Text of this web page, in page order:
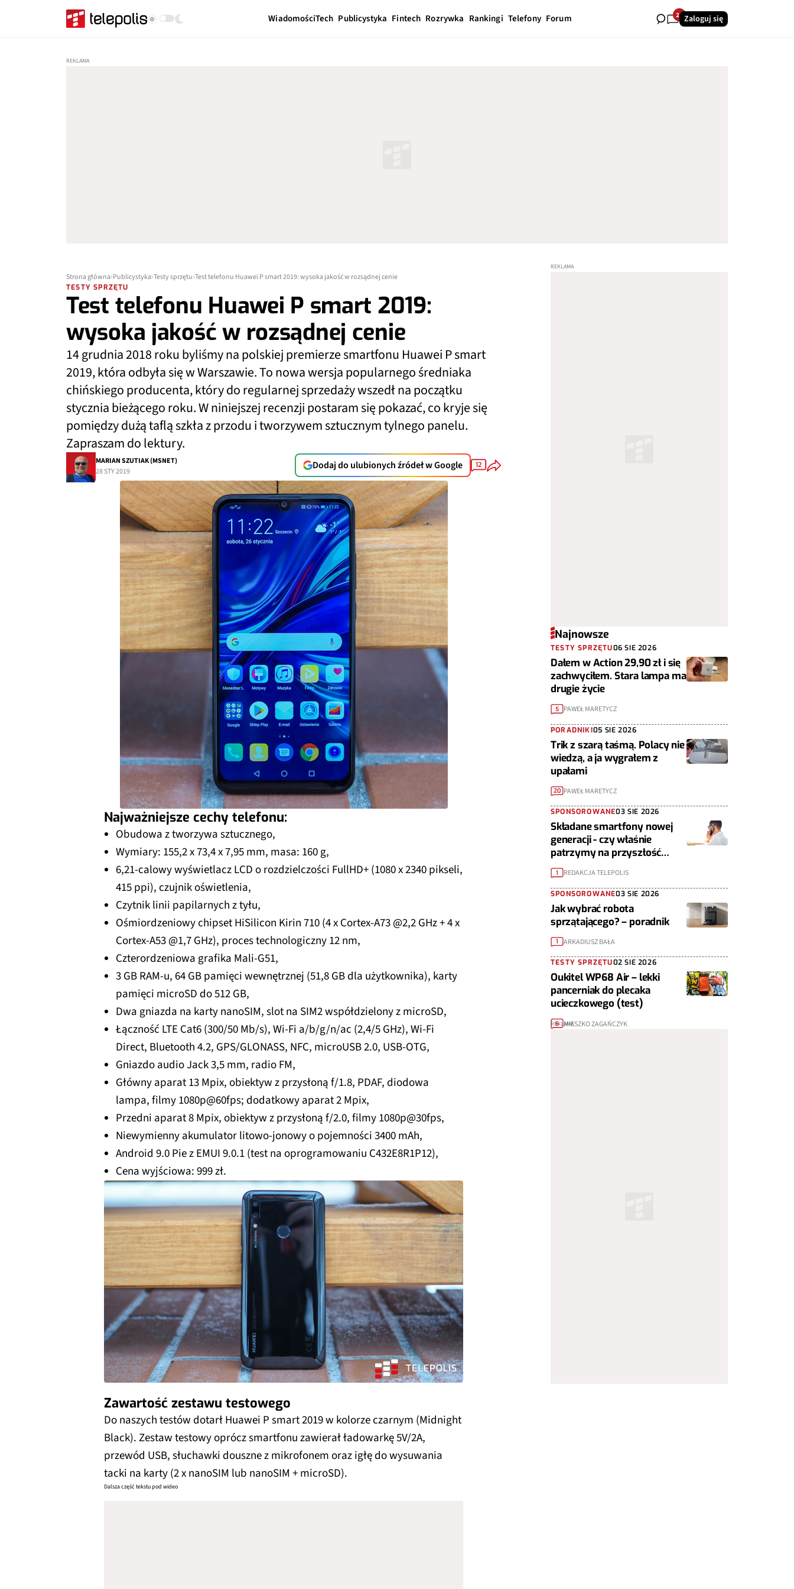
WiadomościTech Publicystyka Fintech Rozrywka Rankingi Telefony Forum 25Zaloguj się
Strona główna Publicystyka Testy sprzętu Test telefonu Huawei P smart 2019: wysoka jakość w rozsądnej cenie
TESTY SPRZĘTU
Test telefonu Huawei P smart 2019:
wysoka jakość w rozsądnej cenie
14 grudnia 2018 roku byliśmy na polskiej premierze smartfonu Huawei P smart
2019, która odbyła się w Warszawie. To nowa wersja popularnego średniaka
chińskiego producenta, który do regularnej sprzedaży wszedł na początku
stycznia bieżącego roku. W niniejszej recenzji postaram się pokazać, co kryje się
pomiędzy dużą taflą szkła z przodu i tworzywem sztucznym tylnego panelu.
Zapraszam do lektury.
MARIAN SZUTIAK (MSNET)
28 STY 2019
Dodaj do ulubionych źródeł w Google 12
Najważniejsze cechy telefonu:
Obudowa z tworzywa sztucznego,
Wymiary: 155,2 x 73,4 x 7,95 mm, masa: 160 g,
6,21-calowy wyświetlacz LCD o rozdzielczości FullHD+ (1080 x 2340 pikseli,
415 ppi), czujnik oświetlenia,
Czytnik linii papilarnych z tyłu,
Ośmiordzeniowy chipset HiSilicon Kirin 710 (4 x Cortex-A73 @2,2 GHz + 4 x
Cortex-A53 @1,7 GHz), proces technologiczny 12 nm,
Czterordzeniowa grafika Mali-G51,
3 GB RAM-u, 64 GB pamięci wewnętrznej (51,8 GB dla użytkownika), karty
pamięci microSD do 512 GB,
Dwa gniazda na karty nanoSIM, slot na SIM2 współdzielony z microSD,
Łączność LTE Cat6 (300/50 Mb/s), Wi-Fi a/b/g/n/ac (2,4/5 GHz), Wi-Fi
Direct, Bluetooth 4.2, GPS/GLONASS, NFC, microUSB 2.0, USB-OTG,
Gniazdo audio Jack 3,5 mm, radio FM,
Główny aparat 13 Mpix, obiektyw z przysłoną f/1.8, PDAF, diodowa
lampa, filmy 1080p@60fps; dodatkowy aparat 2 Mpix,
Przedni aparat 8 Mpix, obiektyw z przysłoną f/2.0, filmy 1080p@30fps,
Niewymienny akumulator litowo-jonowy o pojemności 3400 mAh,
Android 9.0 Pie z EMUI 9.0.1 (test na oprogramowaniu C432E8R1P12),
Cena wyjściowa: 999 zł.
Zawartość zestawu testowego
Do naszych testów dotarł Huawei P smart 2019 w kolorze czarnym (Midnight
Black). Zestaw testowy oprócz smartfonu zawierał ładowarkę 5V/2A,
przewód USB, słuchawki douszne z mikrofonem oraz igłę do wysuwania
tacki na karty (2 x nanoSIM lub nanoSIM + microSD).
Dalsza część tekstu pod wideo
Najnowsze
TESTY SPRZĘTU06 SIE 2026
Dałem w Action 29,90 zł i się
zachwyciłem. Stara lampa ma
drugie życie
5 PAWEŁ MARETYCZ
PORADNIKI05 SIE 2026
Trik z szarą taśmą. Polacy nie
wiedzą, a ja wygrałem z
upałami
20 PAWEŁ MARETYCZ
SPONSOROWANE03 SIE 2026
Składane smartfony nowej
generacji - czy właśnie
patrzymy na przyszłość
urządzeń mobilnych?
1 REDAKCJA TELEPOLIS
SPONSOROWANE03 SIE 2026
Jak wybrać robota
sprzątającego? – poradnik
1 ARKADIUSZ BAŁA
TESTY SPRZĘTU02 SIE 2026
Oukitel WP68 Air – lekki
pancerniak do plecaka
ucieczkowego (test)
6 MIESZKO ZAGAŃCZYK